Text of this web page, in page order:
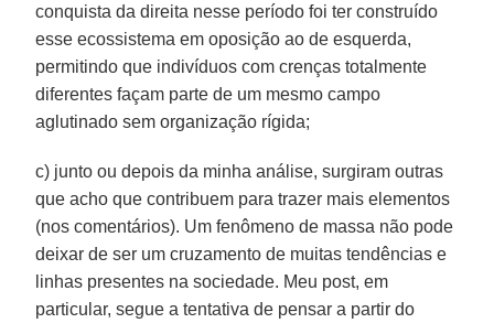
conquista da direita nesse período foi ter construído
esse ecossistema em oposição ao de esquerda,
permitindo que indivíduos com crenças totalmente
diferentes façam parte de um mesmo campo
aglutinado sem organização rígida;
c) junto ou depois da minha análise, surgiram outras
que acho que contribuem para trazer mais elementos
(nos comentários). Um fenômeno de massa não pode
deixar de ser um cruzamento de muitas tendências e
linhas presentes na sociedade. Meu post, em
particular, segue a tentativa de pensar a partir do